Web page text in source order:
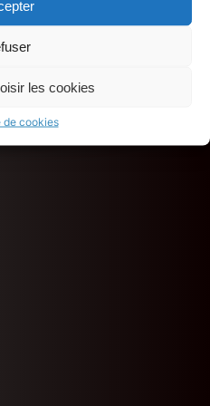
les cookies
de cookies